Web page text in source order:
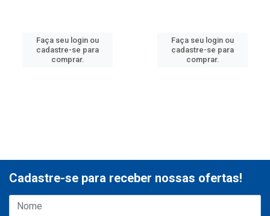
Faça seu login ou
cadastre-se para
comprar.
Faça seu login ou
cadastre-se para
comprar.
Cadastre-se para receber nossas ofertas!